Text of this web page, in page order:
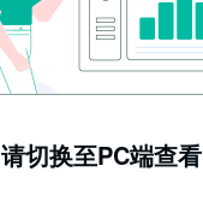
请切换至PC端查看